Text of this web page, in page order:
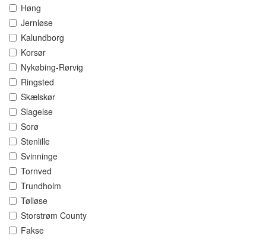
Høng
Jernløse
Kalundborg
Korsør
Nykøbing-Rørvig
Ringsted
Skælskør
Slagelse
Sorø
Stenlille
Svinninge
Tornved
Trundholm
Tølløse
Storstrøm County
Fakse